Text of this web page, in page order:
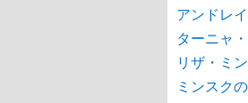
アンドレ
ターニャ
リザ・ミ
ミンスク